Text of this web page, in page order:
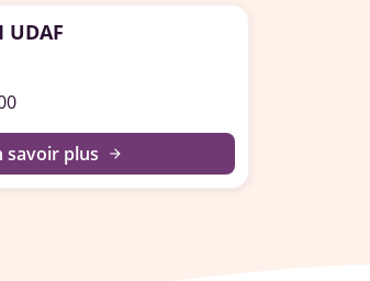
UDAF
savoir plus arrow_forward